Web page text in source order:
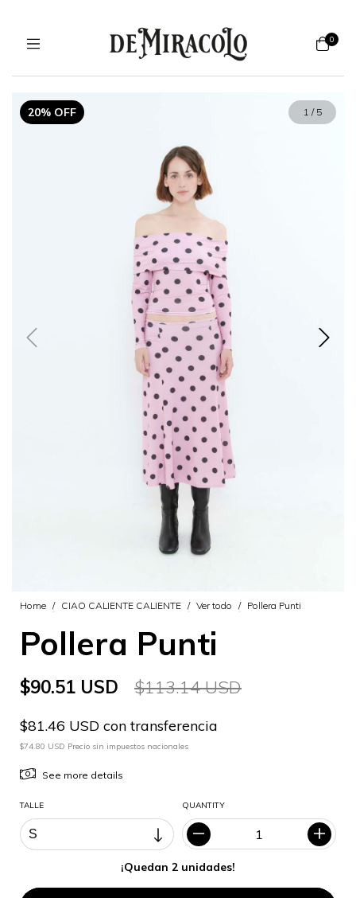
0
20% OFF 1 / 5
Home / CIAO CALIENTE CALIENTE / Ver todo / Pollera Punti
Pollera Punti
$90.51 USD $113.14 USD
$81.46 USD con transferencia
$74.80 USD Precio sin impuestos nacionales
See more details
TALLE QUANTITY
¡Quedan 2 unidades!